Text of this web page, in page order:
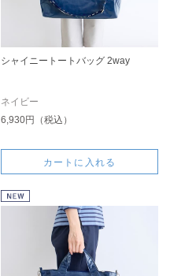
シャイニートートバッグ 2way
ネイビー
6,930円（税込）
カートに入れる